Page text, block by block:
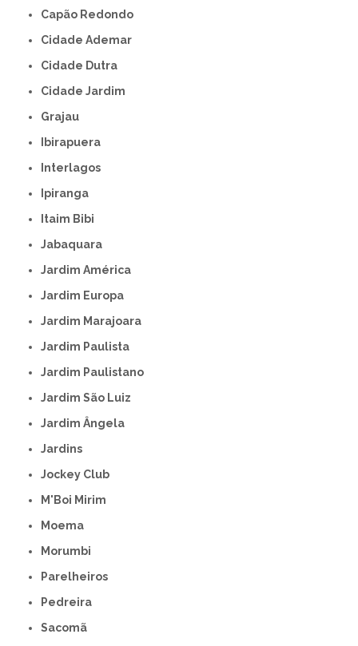
Capão Redondo
Cidade Ademar
Cidade Dutra
Cidade Jardim
Grajau
Ibirapuera
Interlagos
Ipiranga
Itaim Bibi
Jabaquara
Jardim América
Jardim Europa
Jardim Marajoara
Jardim Paulista
Jardim Paulistano
Jardim São Luiz
Jardim Ângela
Jardins
Jockey Club
M'Boi Mirim
Moema
Morumbi
Parelheiros
Pedreira
Sacomã